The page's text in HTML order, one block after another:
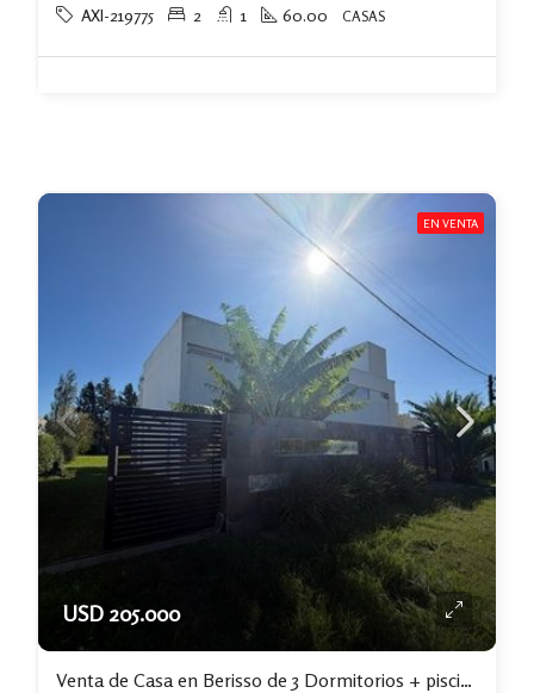
AXI-219775 2 1 60.00 CASAS
EN VENTA
USD 205.000
Venta de Casa en Berisso de 3 Dormitorios + piscina + Jardin